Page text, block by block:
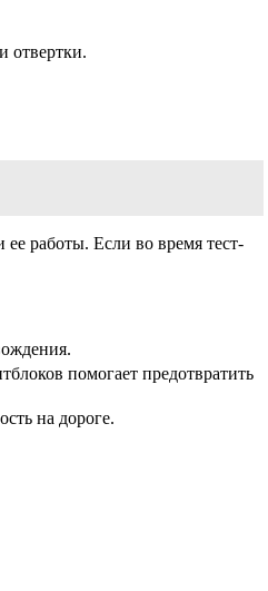
отвертки.
ее работы. Если во время тест-
помогает предотвратить
на дороге.